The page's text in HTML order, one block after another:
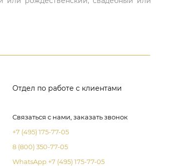
Отдел по работе с клиентами
Связаться с нами, заказать звонок
+7 (495) 175-77-05
8 (800) 350-77-05
WhatsApp +7 (495) 175-77-05